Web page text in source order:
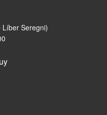
Líber Seregni)